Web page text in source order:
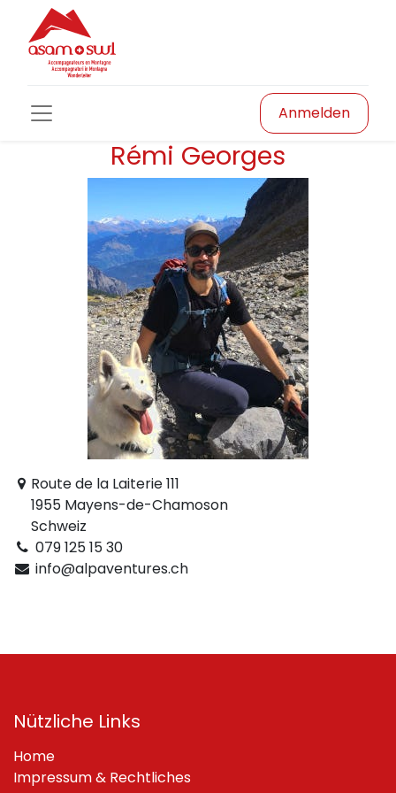
Anmelden
Rémi Georges
Route de la Laiterie 111
1955 Mayens-de-Chamoson
Schweiz
079 125 15 30
info@alpaventures.ch
Nützliche Links
Home
Impressum & Rechtliches